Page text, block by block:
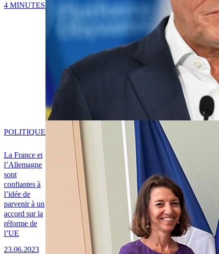
4 MINUTES
La France et
l’Allemagne
sont
confiantes à
l’idée de
parvenir à un
accord sur la
réforme de
l’UE
23.06.2023
POLITIQUE